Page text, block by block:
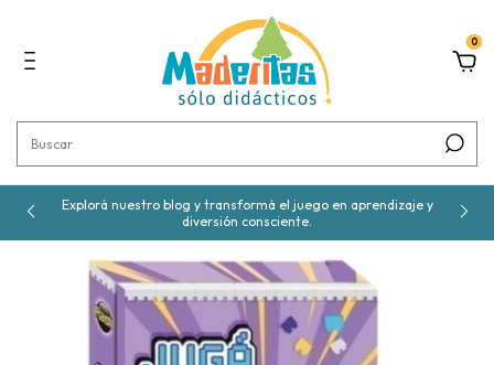
0
Explorá nuestro blog y transformá el juego en aprendizaje y
diversión consciente.